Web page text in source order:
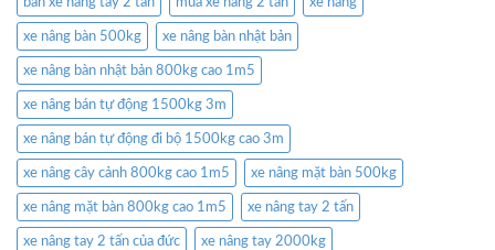
xe nâng bàn 500kg xe nâng bàn nhật bản
xe nâng bàn nhật bản 800kg cao 1m5
xe nâng bán tự động 1500kg 3m
xe nâng bán tự động đi bộ 1500kg cao 3m
xe nâng cây cảnh 800kg cao 1m5 xe nâng mặt bàn 500kg
xe nâng mặt bàn 800kg cao 1m5 xe nâng tay 2 tấn
xe nâng tay 2 tấn của đức xe nâng tay 2000kg